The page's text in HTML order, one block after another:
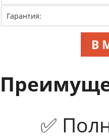
Гарантия:
В
✅